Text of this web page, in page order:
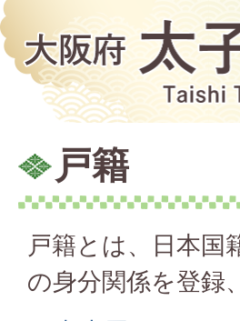
戸籍
戸籍とは、日本国
の身分関係を登録